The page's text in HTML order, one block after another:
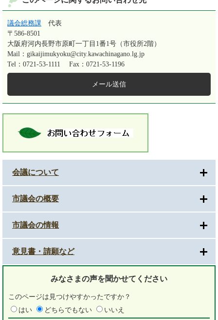
議会総務課
代表
〒586-8501
大阪府河内長野市原町一丁目1番1号（市役所2階）
Mail：gikaijimukyoku@city.kawachinagano.lg.jp
Tel：0721-53-1111
Fax：0721-53-1196
メール送信
会議について
市議会の概要
市議会の情報
意見書・請願など
みなさまの声を聞かせてください
このページは見つけやすかったですか？
はい
どちらでもない いいえ